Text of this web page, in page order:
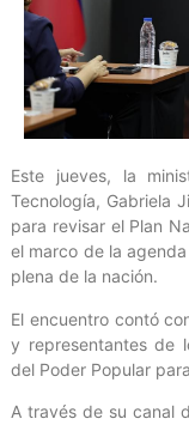
Este jueves, la
Tecnología, Gabriela
para revisar el Plan
el marco de la
plena de la nación.
El encuentro contó
y representantes de
del Poder Popular
A través de su canal